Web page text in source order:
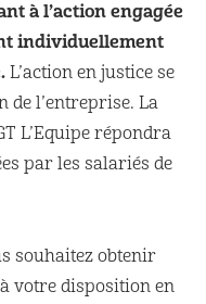
à l’action engagée
individuellement
L’action en justice se
de l’entreprise. La
L’Equipe répondra
par les salariés de
souhaitez obtenir
votre disposition en